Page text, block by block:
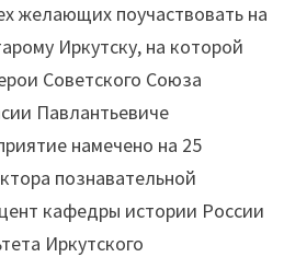
желающих поучаствовать на
Иркутску, на которой
Советского Союза
Павлантьевиче
намечено на 25
познавательной
кафедры истории России
Иркутского